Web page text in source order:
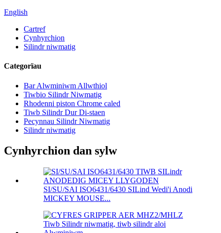
English
Cartref
Cynhyrchion
Silindr niwmatig
Categorïau
Bar Alwminiwm Allwthiol
Tiwbio Silindr Niwmatig
Rhodenni piston Chrome caled
Tiwb Silindr Dur Di-staen
Pecynnau Silindr Niwmatig
Silindr niwmatig
Cynhyrchion dan sylw
SI/SU/SAI ISO6431/6430 SILind Wedi'i Anodi
MICKEY MOUSE...